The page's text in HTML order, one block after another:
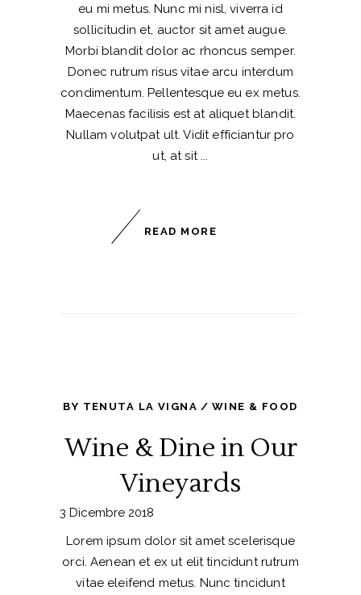
eu mi metus. Nunc mi nisl, viverra id
sollicitudin et, auctor sit amet augue.
Morbi blandit dolor ac rhoncus semper.
Donec rutrum risus vitae arcu interdum
condimentum. Pellentesque eu ex metus.
Maecenas facilisis est at aliquet blandit.
Nullam volutpat ult. Vidit efficiantur pro
ut, at sit
READ MORE
BY TENUTA LA VIGNA WINE & FOOD
Wine & Dine in Our
Vineyards
3 Dicembre 2018
Lorem ipsum dolor sit amet scelerisque
orci. Aenean et ex ut elit tincidunt rutrum
vitae eleifend metus. Nunc tincidunt